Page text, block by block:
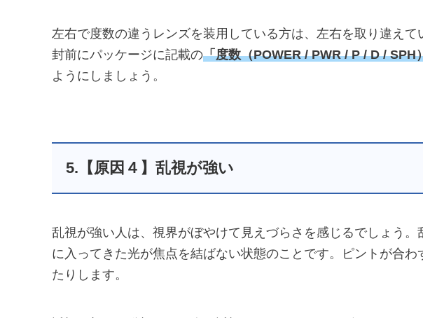
左右で度数の違うレンズを装用している方は、左右を取り違え
封前にパッケージに記載の「度数（POWER / PWR / P / D / SPH
ようにしましょう。
5.【原因４】乱視が強い
乱視が強い人は、視界がぼやけて見えづらさを感じるでしょう。
に入ってきた光が焦点を結ばない状態のことです。ピントが合わ
たりします。